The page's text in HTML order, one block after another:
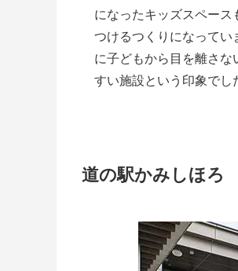
になったキッズスペー
つけるつくりになってい
に子どもから目を離さ
すい施設という印象でし
道の駅かみしほろ